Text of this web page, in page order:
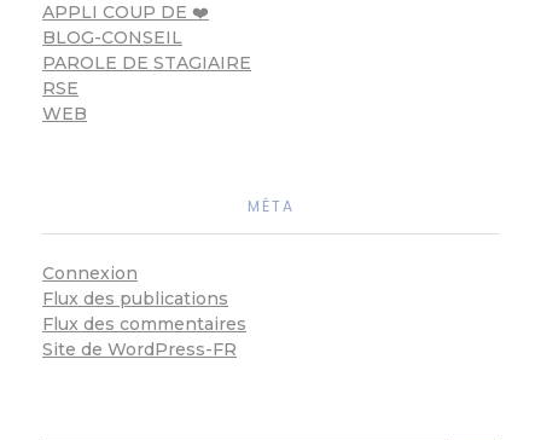
APPLI COUP DE ❤️
BLOG-CONSEIL
PAROLE DE STAGIAIRE
RSE
WEB
MÉTA
Connexion
Flux des publications
Flux des commentaires
Site de WordPress-FR